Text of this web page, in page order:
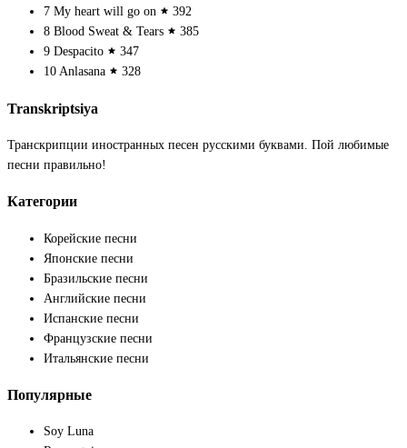
7 My heart will go on
392
8 Blood Sweat & Tears
385
9 Despacito
347
10 Anlasana 328
Transkriptsiya
Транскрипции иностранных песен русскими буквами. Пой любимые
песни правильно!
Категории
Корейские песни
Японские песни
Бразильские песни
Английские песни
Испанские песни
Французские песни
Итальянские песни
Популярные
Soy Luna